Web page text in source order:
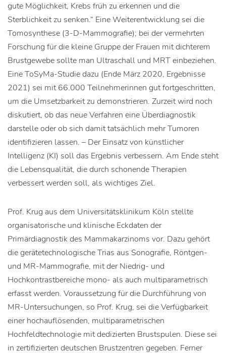
gute Möglichkeit, Krebs früh zu erkennen und die
Sterblichkeit zu senken.“ Eine Weiterentwicklung sei die
Tomosynthese (3-D-Mammografie); bei der vermehrten
Forschung für die kleine Gruppe der Frauen mit dichterem
Brustgewebe sollte man Ultraschall und MRT einbeziehen.
Eine ToSyMa-Studie dazu (Ende März 2020, Ergebnisse
2021) sei mit 66.000 Teilnehmerinnen gut fortgeschritten,
um die Umsetzbarkeit zu demonstrieren. Zurzeit wird noch
diskutiert, ob das neue Verfahren eine Überdiagnostik
darstelle oder ob sich damit tatsächlich mehr Tumoren
identifizieren lassen. – Der Einsatz von künstlicher
Intelligenz (KI) soll das Ergebnis verbessern. Am Ende steht
die Lebensqualität, die durch schonende Therapien
verbessert werden soll, als wichtiges Ziel.
Prof. Krug aus dem Universitätsklinikum Köln stellte
organisatorische und klinische Eckdaten der
Primärdiagnostik des Mammakarzinoms vor. Dazu gehört
die gerätetechnologische Trias aus Sonografie, Röntgen-
und MR-Mammografie, mit der Niedrig- und
Hochkontrastbereiche mono- als auch multiparametrisch
erfasst werden. Voraussetzung für die Durchführung von
MR-Untersuchungen, so Prof. Krug, sei die Verfügbarkeit
einer hochauflösenden, multiparametrischen
Hochfeldtechnologie mit dedizierten Brustspulen. Diese sei
in zertifizierten deutschen Brustzentren gegeben. Ferner